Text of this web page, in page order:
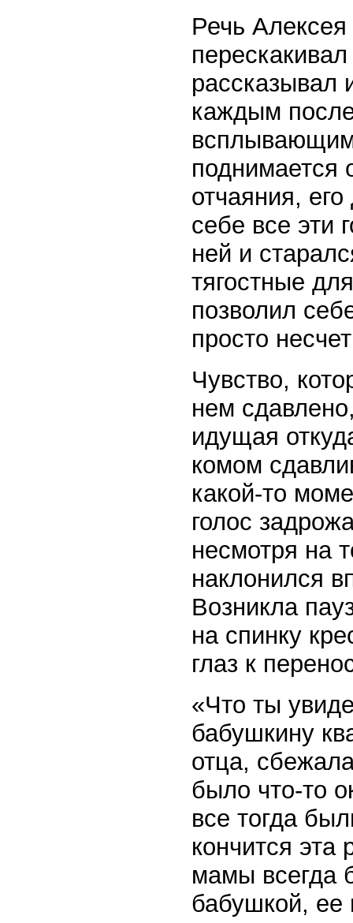
Речь
рассказывал
каждым
поднимается
отчаяния,
себе все эти
ней и
тягостные
позволил
просто
Чувство,
нем
идущая
комом
какой-то
голос
несмотря на
наклонился
Возникла
на спинку
глаз к
«Что ты
бабушкину
отца,
было что-то
все тогда
кончится
мамы всегда
бабушкой,